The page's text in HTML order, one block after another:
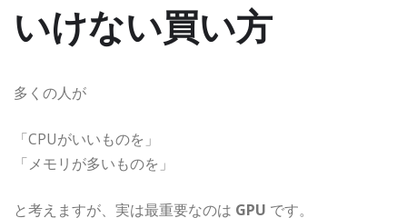
いけない買い方
多くの人が
「CPUがいいものを」
「メモリが多いものを」
と考えますが、実は最重要なのは GPU です。